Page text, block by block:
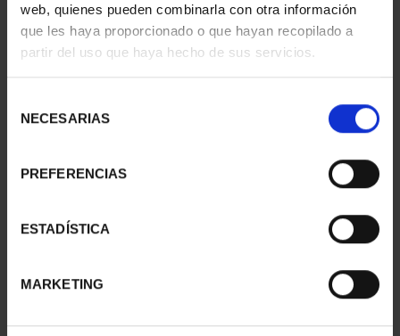
web, quienes pueden combinarla con otra información
que les haya proporcionado o que hayan recopilado a
partir del uso que haya hecho de sus servicios.
NECESARIAS
PREFERENCIAS
ESTADÍSTICA
MARKETING
SUSCRIPCIÓN
CAPITALES DE
PROVINCIA 1
949,00 €
Sólo para usuarios
registrados
SUSCRIPCIÓN
CAPITALES DE
PROVINCIA 2
949,00 €
Sólo para usuarios
registrados